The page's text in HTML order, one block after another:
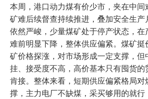
本周，港口动力煤有价少市，夹在中间
矿难后续督查持续推进，叠加安全生
依然严峻，少量煤矿处于停产状态，
难前明显下降，整体供应偏紧。煤矿
矿价格探涨，对市场形成一定支撑，
挂、接受度不高，高价基本只有囤货
肯接。整体来看，短期供应偏紧格局对
撑，主力电厂不缺煤，采买够用的就